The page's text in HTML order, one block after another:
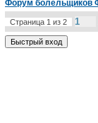
Форум болельщиков
Страница 1 из 2 1